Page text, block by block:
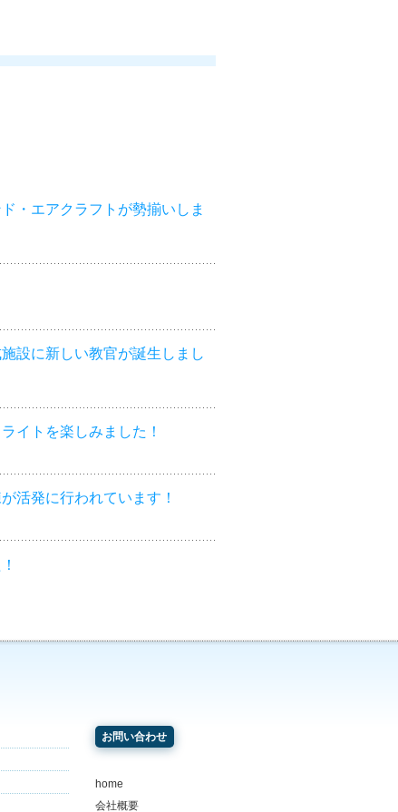
・エアクラフトが勢揃いしま
設に新しい教官が誕生しまし
イトを楽しみました！
活発に行われています！
お問い合わせ
home
会社概要